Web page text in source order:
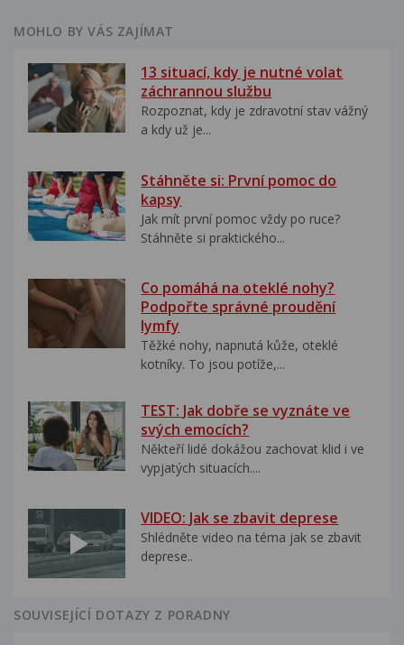
MOHLO BY VÁS ZAJÍMAT
13 situací, kdy je nutné volat
záchrannou službu
Rozpoznat, kdy je zdravotní stav vážný
a kdy už je...
Stáhněte si: První pomoc do
kapsy
Jak mít první pomoc vždy po ruce?
Stáhněte si praktického...
Co pomáhá na oteklé nohy?
Podpořte správné proudění
lymfy
Těžké nohy, napnutá kůže, oteklé
kotníky. To jsou potíže,...
TEST: Jak dobře se vyznáte ve
svých emocích?
Někteří lidé dokážou zachovat klid i ve
vypjatých situacích....
VIDEO: Jak se zbavit deprese
Shlédněte video na téma jak se zbavit
deprese..
SOUVISEJÍCÍ DOTAZY Z PORADNY